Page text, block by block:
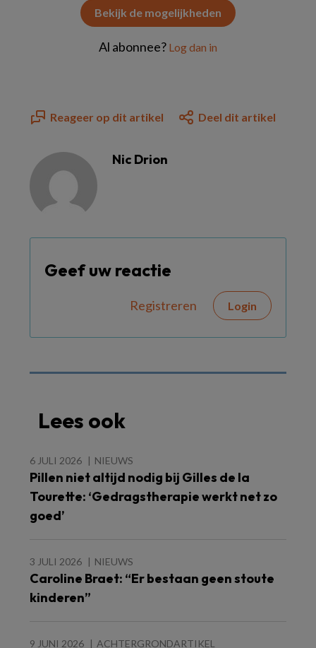
Bekijk de mogelijkheden
Al abonnee? Log dan in
Reageer op dit artikel Deel dit artikel
Nic Drion
Geef uw reactie
Registreren Login
Lees ook
6 JULI 2026 NIEUWS
Pillen niet altijd nodig bij Gilles de la
Tourette: ‘Gedragstherapie werkt net zo
goed’
3 JULI 2026 NIEUWS
Caroline Braet: “Er bestaan geen stoute
kinderen”
9 JUNI 2026 ACHTERGRONDARTIKEL